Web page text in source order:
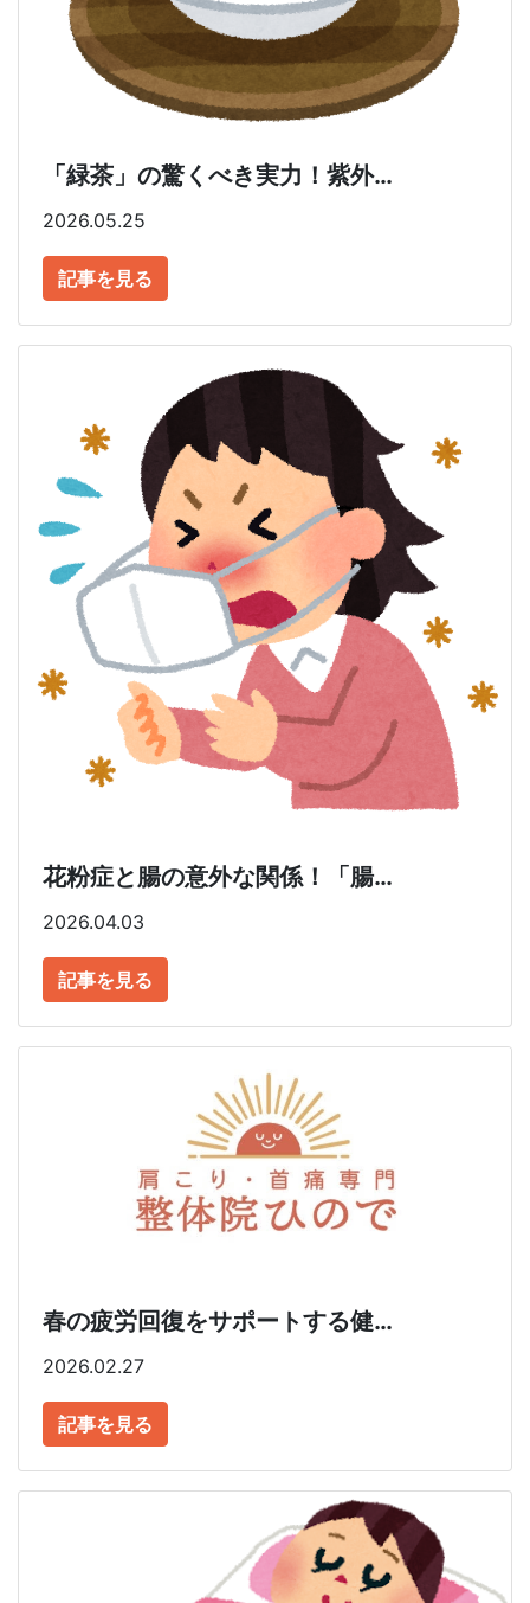
「緑茶」の驚くべき実力！紫外…
2026.05.25
記事を見る
花粉症と腸の意外な関係！「腸…
2026.04.03
記事を見る
春の疲労回復をサポートする健…
2026.02.27
記事を見る